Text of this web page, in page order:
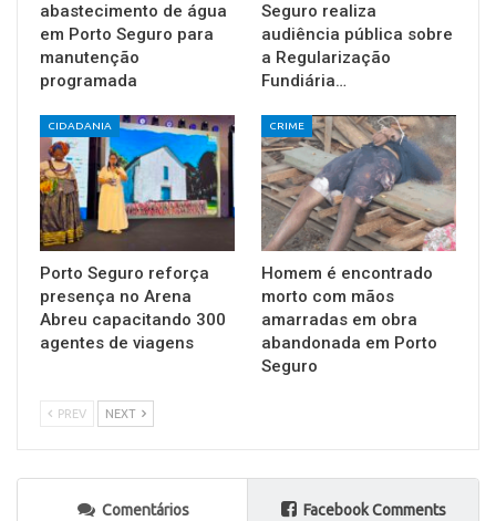
abastecimento de água
em Porto Seguro para
manutenção
programada
Seguro realiza
audiência pública sobre
a Regularização
Fundiária…
CIDADANIA
Porto Seguro reforça
presença no Arena
Abreu capacitando 300
agentes de viagens
CRIME
Homem é encontrado
morto com mãos
amarradas em obra
abandonada em Porto
Seguro
PREV NEXT
Comentários Facebook Comments